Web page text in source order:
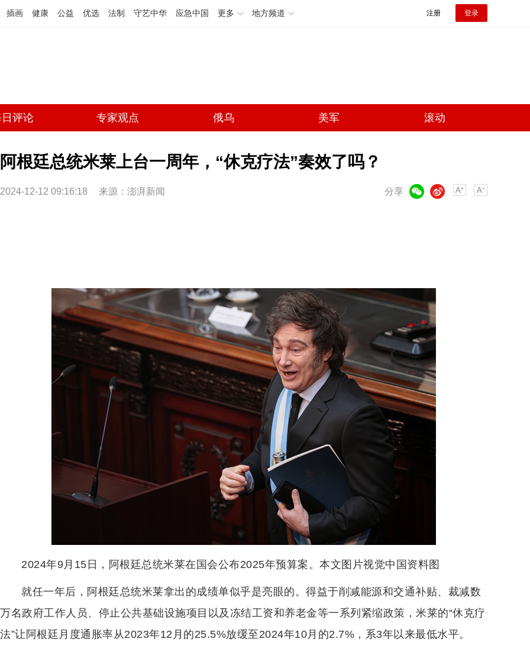
插画 健康 公益 优选 法制 守艺中华 应急中国 更多 地方频道 注册 登录
评论 专家观点 俄乌 美军 滚动
阿根廷总统米莱上台一周年，“休克疗法”奏效了吗？
2024-12-12 09:16:18 来源：澎湃新闻 分享
微博
2024年9月15日，阿根廷总统米莱在国会公布2025年预算案。本文图片视觉中国资料图
就任一年后，阿根廷总统米莱拿出的成绩单似乎是亮眼的。得益于削减能源和交通补贴、裁减数
万名政府工作人员、停止公共基础设施项目以及冻结工资和养老金等一系列紧缩政策，米莱的“休克疗
法”让阿根廷月度通胀率从2023年12月的25.5%放缓至2024年10月的2.7%，系3年以来最低水平。